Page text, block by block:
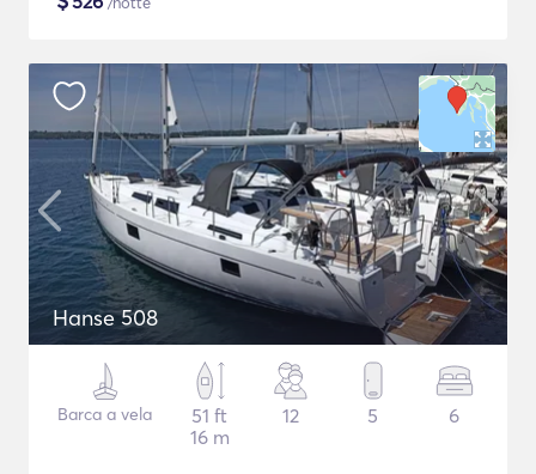
Hanse 508
Barca a vela
51 ft
16 m
12 5 6